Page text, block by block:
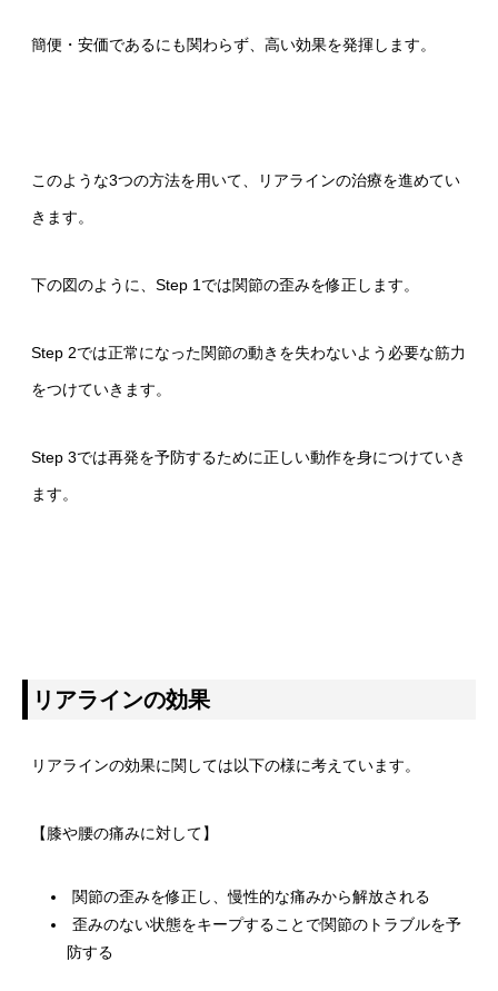
簡便・安価であるにも関わらず、高い効果を発揮します。
このような3つの方法を用いて、リアラインの治療を進めてい
きます。
下の図のように、Step 1では関節の歪みを修正します。
Step 2では正常になった関節の動きを失わないよう必要な筋力
をつけていきます。
Step 3では再発を予防するために正しい動作を身につけていき
ます。
リアラインの効果
リアラインの効果に関しては以下の様に考えています。
【膝や腰の痛みに対して】
関節の歪みを修正し、慢性的な痛みから解放される
歪みのない状態をキープすることで関節のトラブルを予
防する